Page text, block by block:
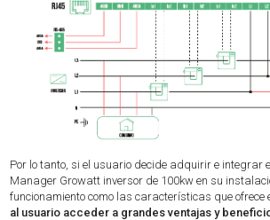
Por lo tanto, si el usuario decide adquirir e integrar
Manager Growatt inversor de 100kw en su
funcionamiento como las características que ofrece
al usuario acceder a grandes ventajas y